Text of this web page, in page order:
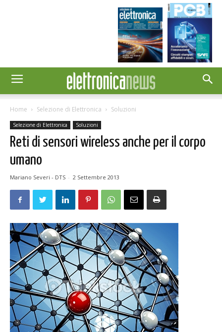
Home Selezione di Elettronica Soluzioni
Selezione di Elettronica Soluzioni
Reti di sensori wireless anche per il corpo
umano
Mariano Severi - DTS - 2 Settembre 2013